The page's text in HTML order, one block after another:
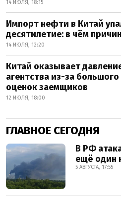
14 ИЮЛЯ, 18:15
Импорт нефти в Китай
десятилетие: в чём
14 ИЮЛЯ, 12:20
Китай оказывает
агентства из-за
оценок заемщиков
12 ИЮЛЯ, 18:00
ГЛАВНОЕ СЕГОДНЯ
В РФ
ещё один
5 АВГУСТА, 17:55